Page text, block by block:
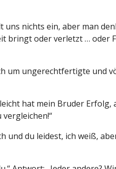
nichts ein, aber man
bringt oder verletzt … oder
um ungerechtfertigte und
hat mein Bruder Erfolg,
und du leidest, ich weiß,